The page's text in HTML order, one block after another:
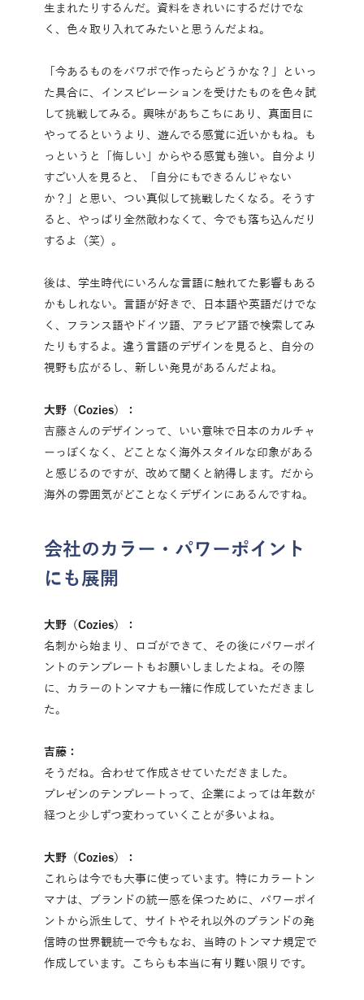
生まれたりするんだ。資料をきれいにするだけでな
く、色々取り入れてみたいと思うんだよね。
「今あるものをパワポで作ったらどうかな？」といっ
た具合に、インスピレーションを受けたものを色々試
して挑戦してみる。興味があちこちにあり、真面目に
やってるというより、遊んでる感覚に近いかもね。も
っというと「悔しい」からやる感覚も強い。自分より
すごい人を見ると、「自分にもできるんじゃない
か？」と思い、つい真似して挑戦したくなる。そうす
ると、やっぱり全然敵わなくて、今でも落ち込んだり
するよ（笑）。
後は、学生時代にいろんな言語に触れてた影響もある
かもしれない。言語が好きで、日本語や英語だけでな
く、フランス語やドイツ語、アラビア語で検索してみ
たりもするよ。違う言語のデザインを見ると、自分の
視野も広がるし、新しい発見があるんだよね。
大野（Cozies）：
吉藤さんのデザインって、いい意味で日本のカルチャ
ーっぽくなく、どことなく海外スタイルな印象がある
と感じるのですが、改めて聞くと納得します。だから
海外の雰囲気がどことなくデザインにあるんですね。
会社のカラー・パワーポイント
にも展開
大野（Cozies）：
名刺から始まり、ロゴができて、その後にパワーポイ
ントのテンプレートもお願いしましたよね。その際
に、カラーのトンマナも一緒に作成していただきまし
た。
吉藤：
そうだね。合わせて作成させていただきました。
プレゼンのテンプレートって、企業によっては年数が
経つと少しずつ変わっていくことが多いよね。
大野（Cozies）：
これらは今でも大事に使っています。特にカラートン
マナは、ブランドの統一感を保つために、パワーポイ
ントから派生して、サイトやそれ以外のブランドの発
信時の世界観統一で今もなお、当時のトンマナ規定で
作成しています。こちらも本当に有り難い限りです。